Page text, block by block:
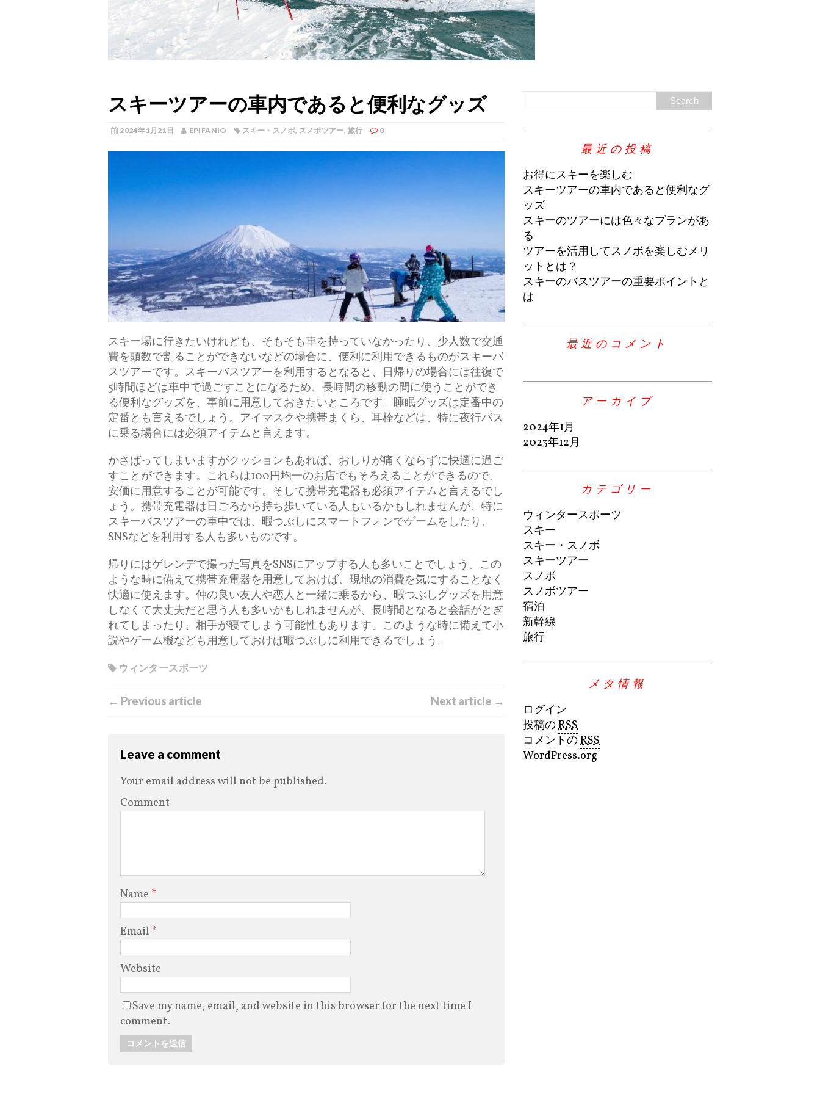
スキーツアーの車内であると便利なグッズ
2024年1月21日 EPIFANIO スキー・スノボ, スノボツアー, 旅行 0
スキー場に行きたいけれども、そもそも車を持っていなかったり、少人数で交通
費を頭数で割ることができないなどの場合に、便利に利用できるものがスキーバ
スツアーです。 スキーバスツアーを利用するとなると、日帰りの場合には往復で
5時間ほどは車中で過ごすことになるため、長時間の移動の間に使うことができ
る便利なグッズを、事前に用意しておきたいところです。睡眠グッズは定番中の
定番とも言えるでしょう。アイマスクや携帯まくら、耳栓などは、特に夜行バス
に乗る場合には必須アイテムと言えます。
かさばってしまいますがクッションもあれば、おしりが痛くならずに快適に過ご
すことができます。これらは100円均一のお店でもそろえることができるので、
安価に用意することが可能です。そして携帯充電器も必須アイテムと言えるでし
ょう。携帯充電器は日ごろから持ち歩いている人もいるかもしれませんが、特に
スキーバスツアーの車中では、暇つぶしにスマートフォンでゲームをしたり、
SNSなどを利用する人も多いものです。
帰りにはゲレンデで撮った写真をSNSにアップする人も多いことでしょう。この
ような時に備えて携帯充電器を用意しておけば、現地の消費を気にすることなく
快適に使えます。仲の良い友人や恋人と一緒に乗るから、暇つぶしグッズを用意
しなくて大丈夫だと思う人も多いかもしれませんが、長時間となると会話がとぎ
れてしまったり、相手が寝てしまう可能性もあります。このような時に備えて小
説やゲーム機なども用意しておけば暇つぶしに利用できるでしょう。
ウィンタースポーツ
← Previous article Next article →
Leave a comment
Your email address will not be published.
Comment
Name *
Email *
Website
Save my name, email, and website in this browser for the next time I
comment.
最近の投稿
お得にスキーを楽しむ
スキーツアーの車内であると便利なグ
ッズ
スキーのツアーには色々なプランがあ
る
ツアーを活用してスノボを楽しむメリ
ットとは？
スキーのバスツアーの重要ポイントと
は
最近のコメント
アーカイブ
2024年1月
2023年12月
カテゴリー
ウィンタースポーツ
スキー
スキー・スノボ
スキーツアー
スノボ
スノボツアー
宿泊
新幹線
旅行
メタ情報
ログイン
投稿のRSS
コメントのRSS
WordPress.org